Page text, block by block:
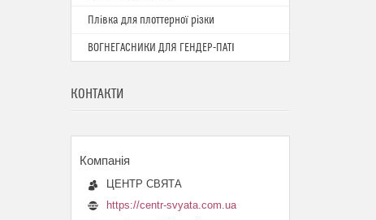
Плівка для плоттерної різки
ВОГНЕГАСНИКИ ДЛЯ ГЕНДЕР-ПАТІ
КОНТАКТИ
ЦЕНТР СВЯТА
https://centr-svyata.com.ua